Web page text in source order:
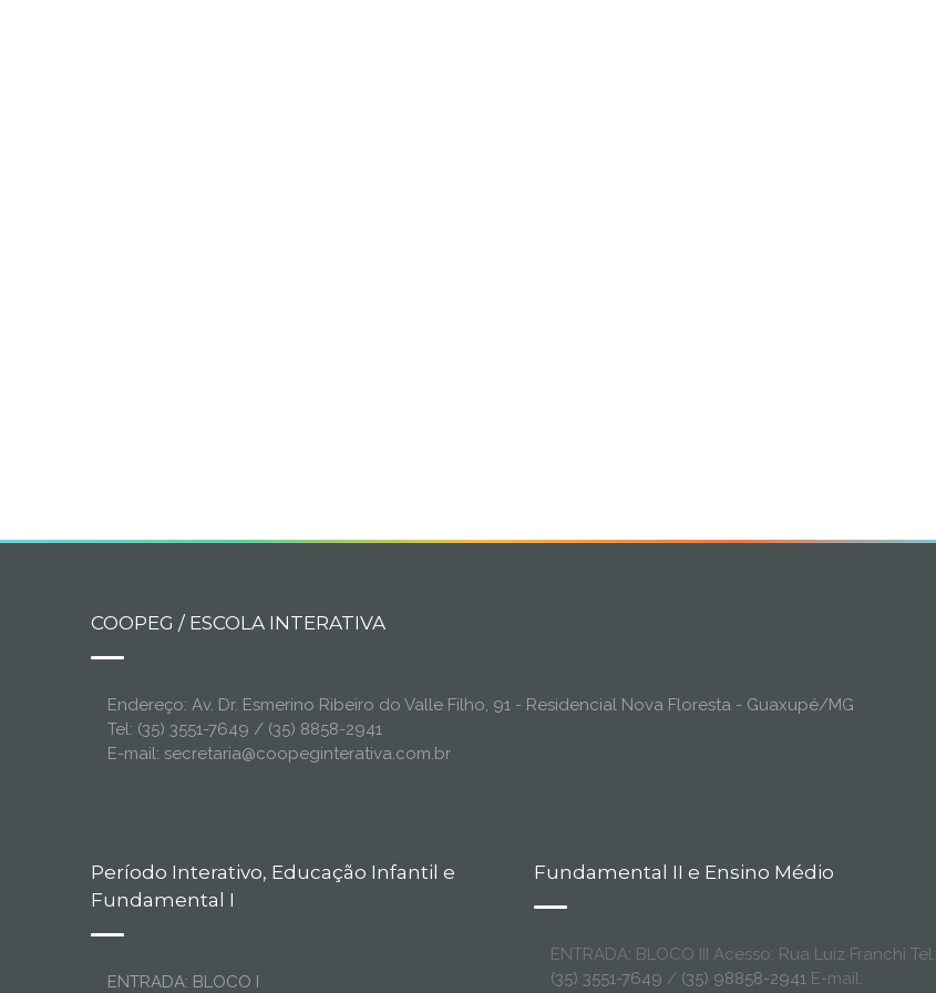
COOPEG / ESCOLA INTERATIVA
Endereço: Av. Dr. Esmerino Ribeiro do Valle Filho, 91 - Residencial Nova Floresta - Guaxupé/MG
Tel: (35) 3551-7649 / (35) 8858-2941
E-mail: secretaria@coopeginterativa.com.br
Período Interativo, Educação Infantil e
Fundamental I
ENTRADA: BLOCO I
Fundamental II e Ensino Médio
ENTRADA: BLOCO III Acesso: Rua Luiz Franchi Tel:
(35) 3551-7649 / (35) 98858-2941E-mail: